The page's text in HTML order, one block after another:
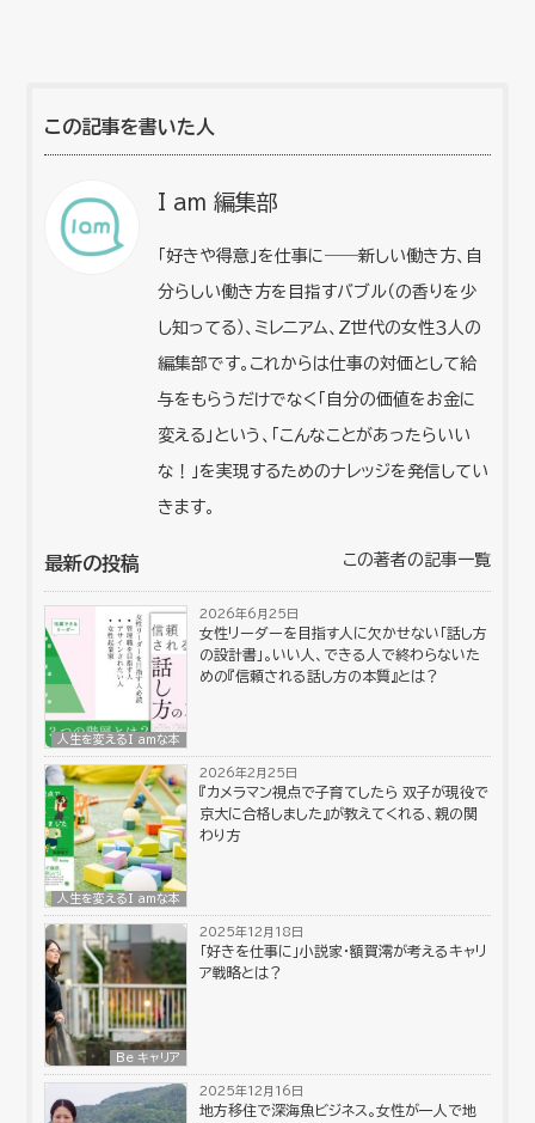
この記事を書いた人
I am 編集部
「好きや得意」を仕事に――新しい働き方、自
分らしい働き方を目指すバブル（の香りを少
し知ってる）、ミレニアム、Z世代の女性３人の
編集部です。これからは仕事の対価として給
与をもらうだけでなく「自分の価値をお金に
変える」という、「こんなことがあったらいい
な！」を実現するためのナレッジを発信してい
きます。
最新の投稿 この著者の記事一覧
人生を変えるI amな本
2026年6月25日
女性リーダーを目指す人に欠かせない「話し方
の設計書」。いい人、できる人で終わらないた
めの『信頼される話し方の本質』とは？
人生を変えるI amな本
2026年2月25日
『カメラマン視点で子育てしたら 双子が現役で
京大に合格しました』が教えてくれる、親の関
わり方
Be キャリア
2025年12月18日
「好きを仕事に」小説家・額賀澪が考えるキャリ
ア戦略とは？
2025年12月16日
地方移住で深海魚ビジネス。女性が一人で地